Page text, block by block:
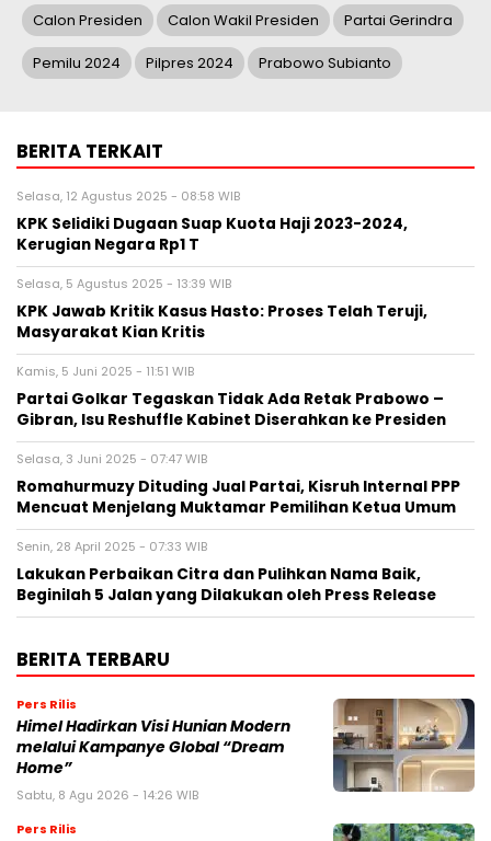
Calon Presiden Calon Wakil Presiden Partai Gerindra
Pemilu 2024 Pilpres 2024 Prabowo Subianto
BERITA TERKAIT
Selasa, 12 Agustus 2025 - 08:58 WIB
KPK Selidiki Dugaan Suap Kuota Haji 2023-2024,
Kerugian Negara Rp1 T
Selasa, 5 Agustus 2025 - 13:39 WIB
KPK Jawab Kritik Kasus Hasto: Proses Telah Teruji,
Masyarakat Kian Kritis
Kamis, 5 Juni 2025 - 11:51 WIB
Partai Golkar Tegaskan Tidak Ada Retak Prabowo –
Gibran, Isu Reshuffle Kabinet Diserahkan ke Presiden
Selasa, 3 Juni 2025 - 07:47 WIB
Romahurmuzy Dituding Jual Partai, Kisruh Internal PPP
Mencuat Menjelang Muktamar Pemilihan Ketua Umum
Senin, 28 April 2025 - 07:33 WIB
Lakukan Perbaikan Citra dan Pulihkan Nama Baik,
Beginilah 5 Jalan yang Dilakukan oleh Press Release
BERITA TERBARU
Pers Rilis
Himel Hadirkan Visi Hunian Modern
melalui Kampanye Global “Dream
Home”
Sabtu, 8 Agu 2026 - 14:26 WIB
Pers Rilis